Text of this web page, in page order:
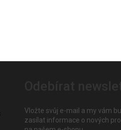
Vložte svůj e-mail a my vám
zasílat informace o nových